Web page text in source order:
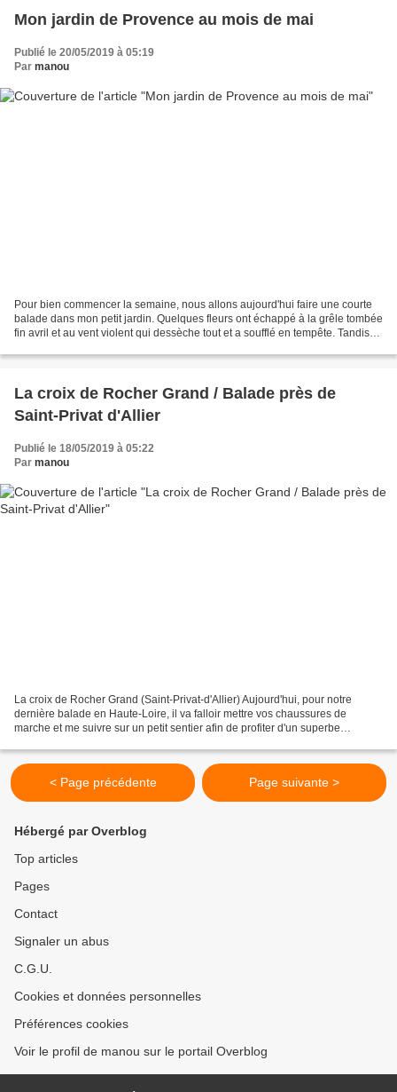
Mon jardin de Provence au mois de mai
Publié le 20/05/2019 à 05:19
Par manou
Pour bien commencer la semaine, nous allons aujourd'hui faire une courte
balade dans mon petit jardin. Quelques fleurs ont échappé à la grêle tombée
fin avril et au vent violent qui dessèche tout et a soufflé en tempête. Tandis
La croix de Rocher Grand / Balade près de
Saint-Privat d'Allier
Publié le 18/05/2019 à 05:22
Par manou
La croix de Rocher Grand (Saint-Privat-d'Allier) Aujourd'hui, pour notre
dernière balade en Haute-Loire, il va falloir mettre vos chaussures de
marche et me suivre sur un petit sentier afin de profiter d'un superbe
< Page précédente Page suivante >
Hébergé par Overblog
Top articles
Pages
Contact
Signaler un abus
C.G.U.
Cookies et données personnelles
Préférences cookies
Voir le profil de manou sur le portail Overblog